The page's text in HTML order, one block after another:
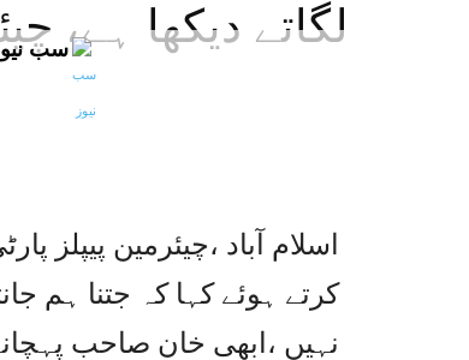
لگاتے دیکھا ہے،سب
اسلام آباد ،چیئرمین
کرتے ہوئے کہا کہ جتنا ہم
نہیں ،ابھی خان صاحب پہچانے